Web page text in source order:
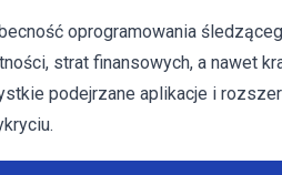
oprogramowania
strat finansowych, a nawet
podejrzane aplikacje i